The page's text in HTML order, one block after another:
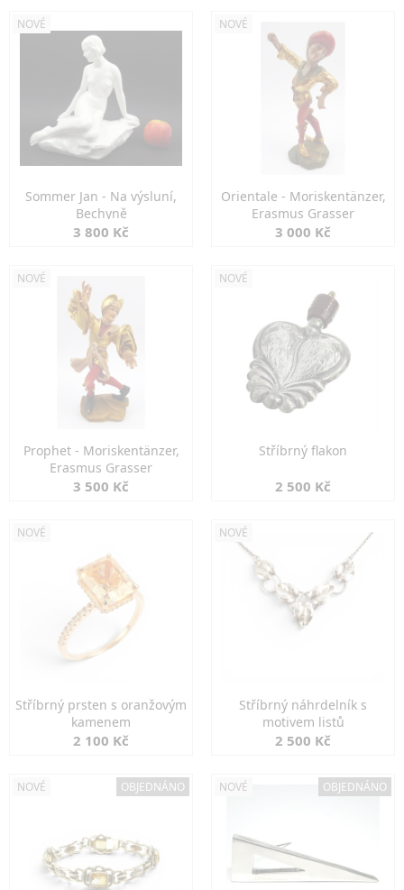
NOVÉ
Sommer Jan - Na výsluní,
Bechyně
3 800 Kč
NOVÉ
Orientale - Moriskentänzer,
Erasmus Grasser
3 000 Kč
NOVÉ
Prophet - Moriskentänzer,
Erasmus Grasser
3 500 Kč
NOVÉ
Stříbrný flakon
2 500 Kč
NOVÉ
Stříbrný prsten s oranžovým
kamenem
2 100 Kč
NOVÉ
Stříbrný náhrdelník s
motivem listů
2 500 Kč
NOVÉ OBJEDNÁNO NOVÉ OBJEDNÁNO